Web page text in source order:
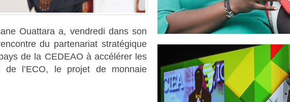
Ouattara a, vendredi dans son
du partenariat stratégique
de la CEDEAO à accélérer les
de l’ECO, le projet de monnaie